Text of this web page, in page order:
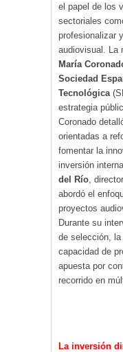
el papel de los
sectoriales
profesionalizar
audiovisual. La
María
Sociedad
Tecnológica
estrategia
Coronado
orientadas a
fomentar la
inversión
del Río ,
abordó el
proyectos
Durante su
de selección,
capacidad de
apuesta por
recorrido en
La inversión